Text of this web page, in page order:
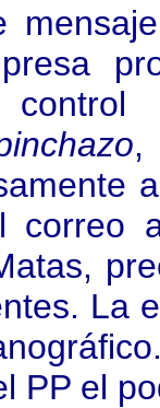
control
,
correo
La
PP el